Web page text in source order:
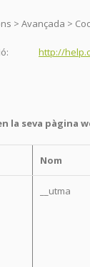
> Avançada >
http://
la seva pàgina
Nom
__utma